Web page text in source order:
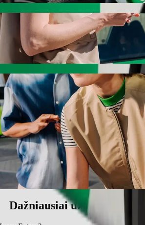
Eatery keliaukite su „Bolt“
Su „Bolt“ kelionė truks apie 6
Centre į Ivory
vaikui.
pritaikytų vežimėliui (Pritaikyta
mažiau.
Dažniausiai užduodami